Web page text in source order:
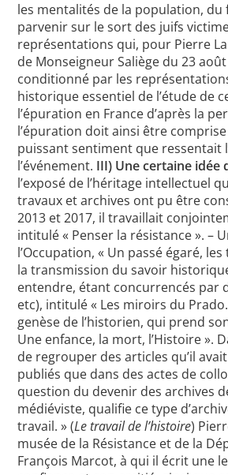
les mentalités de la population,
parvenir sur le sort des juifs
représentations qui, pour Pierre
de Monseigneur Saliège du 23
conditionné par les
historique essentiel de l’étude de
l’épuration en France d’après la
l’épuration doit ainsi être
puissant sentiment que ressentait
l’événement. III) Une certaine idée
l’exposé de l’héritage intellectuel
travaux et archives ont pu être
2013 et 2017, il travaillait
intitulé « Penser la résistance ». –
l’Occupation, « Un passé égaré,
la transmission du savoir
entendre, étant concurrencés par
etc), intitulé « Les miroirs du
genèse de l’historien, qui prend
Une enfance, la mort, l’Histoire ».
de regrouper des articles qu’il
publiés que dans des actes de
question du devenir des archives
médiéviste, qualifie ce type
travail. » (Le travail de l’histoire)
musée de la Résistance et de la
François Marcot, à qui il écrit une